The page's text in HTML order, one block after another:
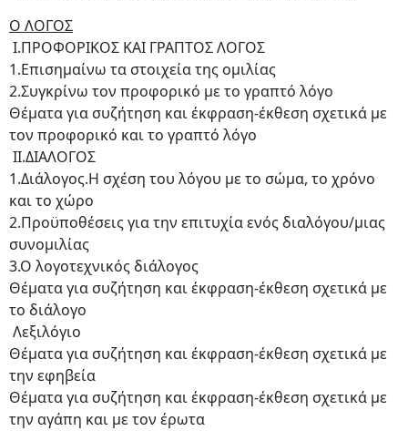
Ο ΛΟΓΟΣ
Ι.ΠΡΟΦΟΡΙΚΟΣ ΚΑΙ ΓΡΑΠΤΟΣ ΛΟΓΟΣ
1.Επισημαίνω τα στοιχεία της ομιλίας
2.Συγκρίνω τον προφορικό με το γραπτό λόγο
Θέματα για συζήτηση και έκφραση-έκθεση σχετικά με
τον προφορικό και το γραπτό λόγο
ΙΙ.ΔΙΑΛΟΓΟΣ
1.Διάλογος.Η σχέση του λόγου με το σώμα, το χρόνο
και το χώρο
2.Προϋποθέσεις για την επιτυχία ενός διαλόγου/μιας
συνομιλίας
3.Ο λογοτεχνικός διάλογος
Θέματα για συζήτηση και έκφραση-έκθεση σχετικά με
το διάλογο
Λεξιλόγιο
Θέματα για συζήτηση και έκφραση-έκθεση σχετικά με
την εφηβεία
Θέματα για συζήτηση και έκφραση-έκθεση σχετικά με
την αγάπη και με τον έρωτα